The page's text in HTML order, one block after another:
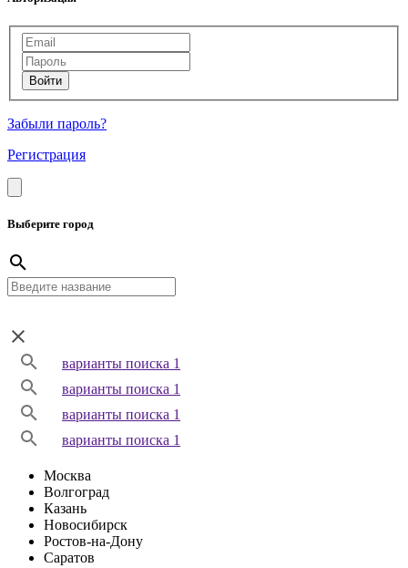
Забыли пароль?
Регистрация
Выберите город
варианты поиска 1
варианты поиска 1
варианты поиска 1
варианты поиска 1
Москва
Волгоград
Казань
Новосибирск
Ростов-на-Дону
Саратов